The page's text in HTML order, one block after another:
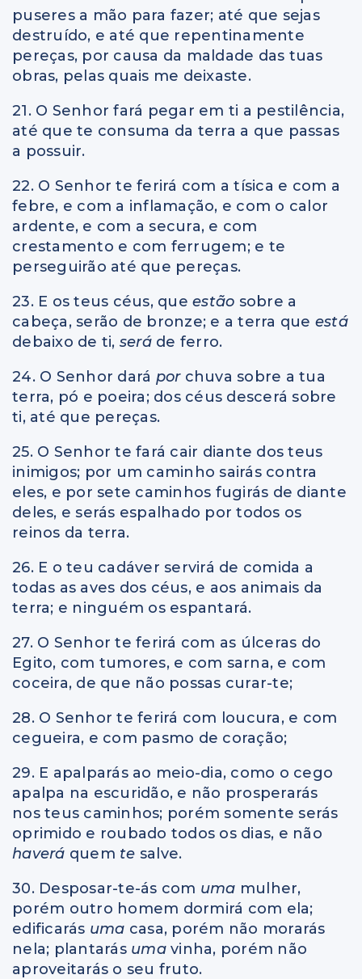
puseres a mão para fazer; até que sejas
destruído, e até que repentinamente
pereças, por causa da maldade das tuas
obras, pelas quais me deixaste.
21. O Senhor fará pegar em ti a pestilência,
até que te consuma da terra a que passas
a possuir.
22. O Senhor te ferirá com a tísica e com a
febre, e com a inflamação, e com o calor
ardente, e com a secura, e com
crestamento e com ferrugem; e te
perseguirão até que pereças.
23. E os teus céus, que estão sobre a
cabeça, serão de bronze; e a terra que está
debaixo de ti, será de ferro.
24. O Senhor dará por chuva sobre a tua
terra, pó e poeira; dos céus descerá sobre
ti, até que pereças.
25. O Senhor te fará cair diante dos teus
inimigos; por um caminho sairás contra
eles, e por sete caminhos fugirás de diante
deles, e serás espalhado por todos os
reinos da terra.
26. E o teu cadáver servirá de comida a
todas as aves dos céus, e aos animais da
terra; e ninguém os espantará.
27. O Senhor te ferirá com as úlceras do
Egito, com tumores, e com sarna, e com
coceira, de que não possas curar-te;
28. O Senhor te ferirá com loucura, e com
cegueira, e com pasmo de coração;
29. E apalparás ao meio-dia, como o cego
apalpa na escuridão, e não prosperarás
nos teus caminhos; porém somente serás
oprimido e roubado todos os dias, e não
haverá quem te salve.
30. Desposar-te-ás com uma mulher,
porém outro homem dormirá com ela;
edificarás uma casa, porém não morarás
nela; plantarás uma vinha, porém não
aproveitarás o seu fruto.